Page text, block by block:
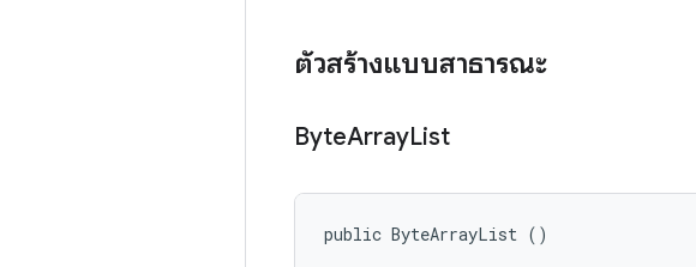
ตัวสร้างแบบสาธารณะ
ByteArrayList
public ByteArrayList ()